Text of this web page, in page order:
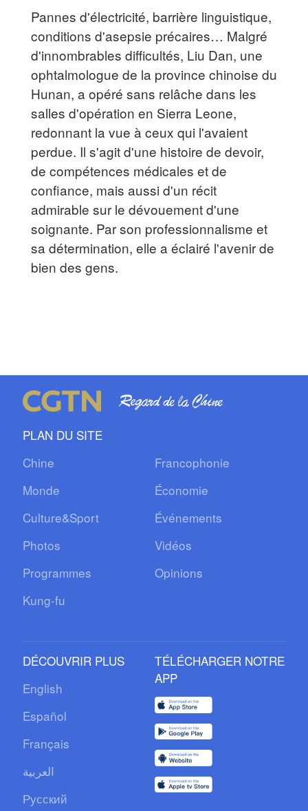
Pannes d'électricité, barrière linguistique,
conditions d'asepsie précaires… Malgré
d'innombrables difficultés, Liu Dan, une
ophtalmologue de la province chinoise du
Hunan, a opéré sans relâche dans les
salles d'opération en Sierra Leone,
redonnant la vue à ceux qui l'avaient
perdue. Il s'agit d'une histoire de devoir,
de compétences médicales et de
confiance, mais aussi d'un récit
admirable sur le dévouement d'une
soignante. Par son professionnalisme et
sa détermination, elle a éclairé l'avenir de
bien des gens.
PLAN DU SITE
Chine
Francophonie
Monde
Économie
Culture&Sport
Événements
Photos
Vidéos
Programmes
Opinions
Kung-fu
DÉCOUVRIR PLUS
English
Español
Français
العربية
Русский
TÉLÉCHARGER NOTRE
APP